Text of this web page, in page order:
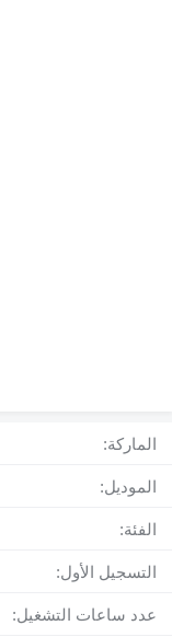
الماركة:
الموديل:
الفئة:
التسجيل الأول:
عدد ساعات التشغيل: